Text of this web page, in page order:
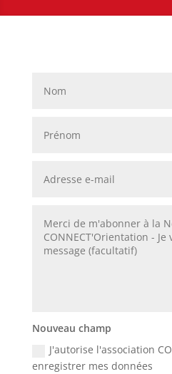
Nouveau champ
J'autorise l'association
enregistrer mes données